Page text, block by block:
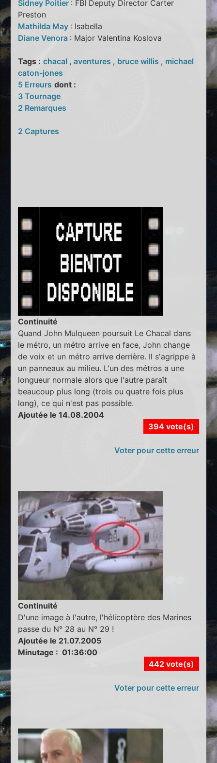
Sidney Poitier : FBI Deputy Director Carter
Preston
Mathilda May : Isabella
Diane Venora : Major Valentina Koslova
Tags : chacal ,aventures , bruce willis , michael
caton-jones
5 Erreurs dont :
3 Tournage
2 Remarques
2 Captures
Continuité
Quand John Mulqueen poursuit Le Chacal dans
le métro, un métro arrive en face, John change
de voix et un métro arrive derrière. Il s'agrippe à
un panneaux au milieu. L'un des métros a une
longueur normale alors que l'autre paraît
beaucoup plus long (trois ou quatre fois plus
long), ce qui n'est pas possible.
Ajoutée le 14.08.2004
394 vote(s)
Voter pour cette erreur
Continuité
D'une image à l'autre, l'hélicoptère des Marines
passe du N° 28 au N° 29 !
Ajoutée le 21.07.2005
Minutage : 01:36:00
442 vote(s)
Voter pour cette erreur